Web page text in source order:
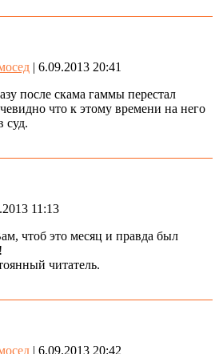
| 6.09.2013 20:41
после скама гаммы перестал
что к этому времени на него
суд.
11:13
чтоб это месяц и правда был
читатель.
| 6.09.2013 20:42